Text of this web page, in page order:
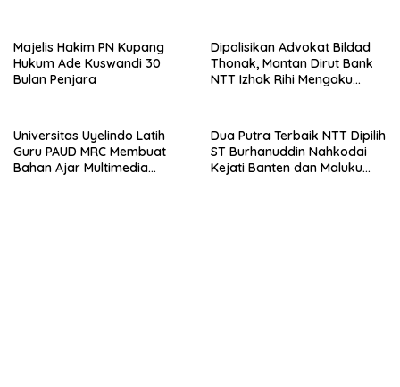
Majelis Hakim PN Kupang
Hukum Ade Kuswandi 30
Bulan Penjara
Dipolisikan Advokat Bildad
Thonak, Mantan Dirut Bank
NTT Izhak Rihi Mengaku
Universitas Uyelindo Latih
Guru PAUD MRC Membuat
Bahan Ajar Multimedia
Dua Putra Terbaik NTT Dipilih
ST Burhanuddin Nahkodai
Kejati Banten dan Maluku